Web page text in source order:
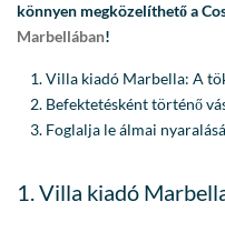
könnyen megközelíthető a
Marbellában!
Villa kiadó Marbella: A
Befektetésként történő
Foglalja le álmai
1. Villa kiadó